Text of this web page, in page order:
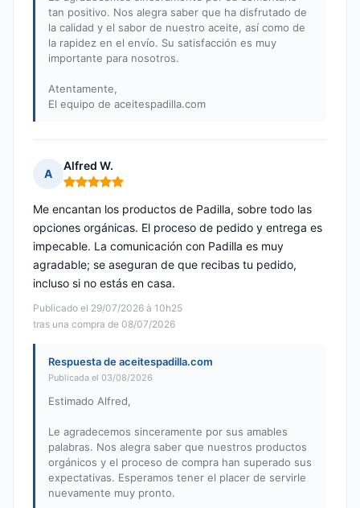
tan positivo. Nos alegra saber que ha disfrutado de
la calidad y el sabor de nuestro aceite, así como de
la rapidez en el envío. Su satisfacción es muy
importante para nosotros.
Atentamente,
El equipo de aceitespadilla.com
A
Alfred W.
Nota: 5 de 5
Publicado el 29/07/2026 à 10h25
tras una compra de 08/07/2026
Me encantan los productos de Padilla, sobre todo las
opciones orgánicas. El proceso de pedido y entrega es
impecable. La comunicación con Padilla es muy
agradable; se aseguran de que recibas tu pedido,
incluso si no estás en casa.
Respuesta de aceitespadilla.com
Publicada el 03/08/2026
Estimado Alfred,
Le agradecemos sinceramente por sus amables
palabras. Nos alegra saber que nuestros productos
orgánicos y el proceso de compra han superado sus
expectativas. Esperamos tener el placer de servirle
nuevamente muy pronto.